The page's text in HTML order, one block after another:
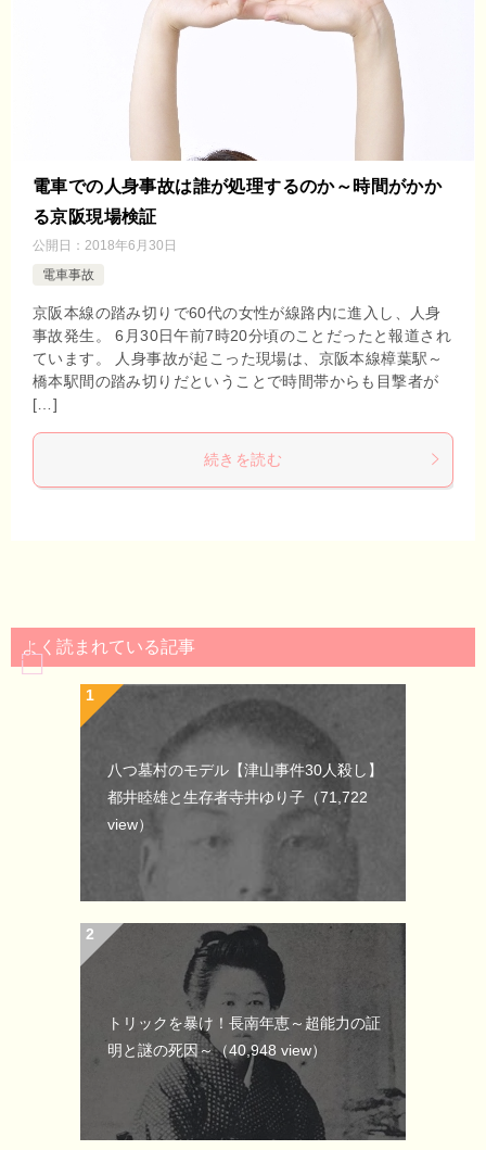
電車での人身事故は誰が処理するのか～時間がかか
る京阪現場検証
公開日： 2018年6月30日
電車事故
京阪本線の踏み切りで60代の女性が線路内に進入し、人身
事故発生。 6月30日午前7時20分頃のことだったと報道され
ています。 人身事故が起こった現場は、京阪本線樟葉駅～
橋本駅間の踏み切りだということで時間帯からも目撃者が
[…]
続きを読む
よく読まれている記事
八つ墓村のモデル【津山事件30人殺し】
都井睦雄と生存者寺井ゆり子 （71,722
view）
トリックを暴け！長南年恵～超能力の証
明と謎の死因～（40,948 view）